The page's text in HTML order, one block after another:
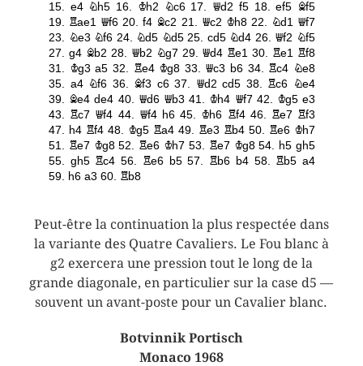
Peut-être la continuation la plus respectée dans
la variante des Quatre Cavaliers. Le Fou blanc à
g2 exercera une pression tout le long de la
grande diagonale, en particulier sur la case d5 —
souvent un avant-poste pour un Cavalier blanc.
Botvinnik Portisch
Monaco 1968